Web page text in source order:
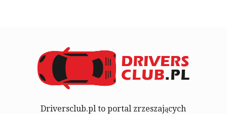
Driversclub.pl to portal zrzeszających